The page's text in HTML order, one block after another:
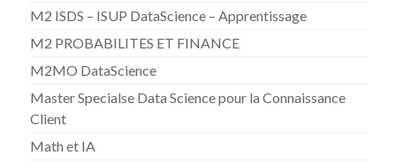
M2 ISDS – ISUP DataScience – Apprentissage
M2 PROBABILITES ET FINANCE
M2MO DataScience
Master Specialse Data Science pour la Connaissance
Client
Math et IA